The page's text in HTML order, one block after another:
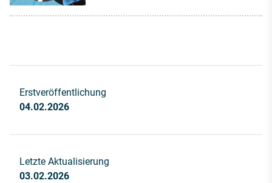
Erstveröffentlichung
04.02.2026
Letzte Aktualisierung
03.02.2026